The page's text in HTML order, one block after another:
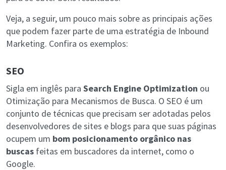
Veja, a seguir, um pouco mais sobre as principais ações
que podem fazer parte de uma estratégia de Inbound
Marketing. Confira os exemplos:
SEO
Sigla em inglês para Search Engine Optimization ou
Otimização para Mecanismos de Busca. O SEO é um
conjunto de técnicas que precisam ser adotadas pelos
desenvolvedores de sites e blogs para que suas páginas
ocupem um bom posicionamento orgânico nas
buscas feitas em buscadores da internet, como o
Google.